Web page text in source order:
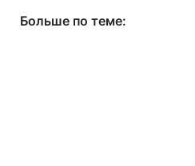
Больше по теме: